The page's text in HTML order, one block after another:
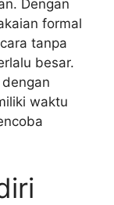
Dengan
formal
tanpa
besar.
waktu